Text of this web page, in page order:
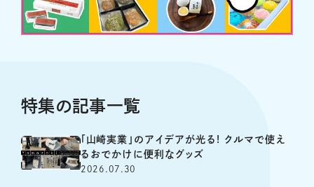
特集の記事一覧
「山崎実業」のアイデアが光る! クルマで使え
るおでかけに便利なグッズ
2026.07.30